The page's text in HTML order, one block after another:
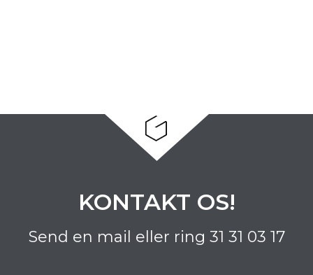
KONTAKT OS!
Send en mail eller ring 31 31 03 17